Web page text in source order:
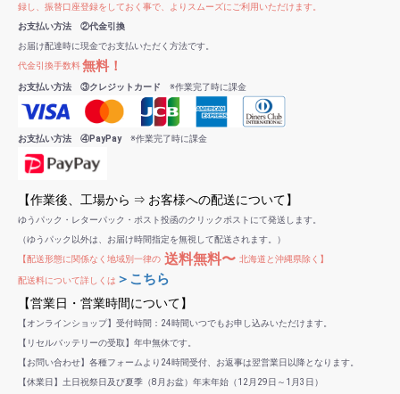
録し、振替口座登録をしておく事で、よりスムーズにご利用いただけます。
お支払い方法 ②代金引換
お届け配達時に現金でお支払いただく方法です。
代金引換手数料無料！
お支払い方法 ③クレジットカード ※作業完了時に課金
お支払い方法 ④PayPay※作業完了時に課金
【作業後、工場から ⇒ お客様への配送について】
ゆうパック・レターパック・ポスト投函のクリックポストにて発送します。
（ゆうパック以外は、お届け時間指定を無視して配送されます。）
【配送形態に関係なく地域別一律の 送料無料〜 北海道と沖縄県除く】
配送料について詳しくは ＞こちら
【営業日・営業時間について】
【オンラインショップ】受付時間：24時間いつでもお申し込みいただけます。
【リセルバッテリーの受取】年中無休です。
【お問い合わせ】各種フォームより24時間受付、お返事は翌営業日以降となります。
【休業日】土日祝祭日及び夏季（8月お盆）年末年始（12月29日～1月3日）